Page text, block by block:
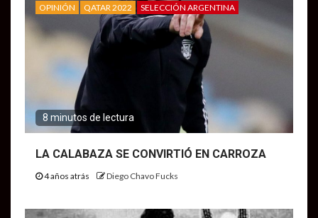
OPINIÓN
QATAR 2022 SELECCIÓN ARGENTINA
8 minutos de lectura
LA CALABAZA SE CONVIRTIÓ EN CARROZA
4 años atrás Diego Chavo Fucks